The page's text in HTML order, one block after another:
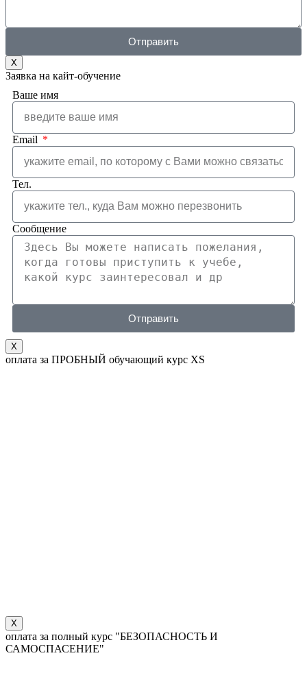
Отправить
X
Заявка на кайт-обучение
Ваше имя
Email
Тел.
Сообщение
Отправить
X
оплата за ПРОБНЫЙ обучающий курс XS
X
оплата за полный курс "БЕЗОПАСНОСТЬ И
САМОСПАСЕНИЕ"